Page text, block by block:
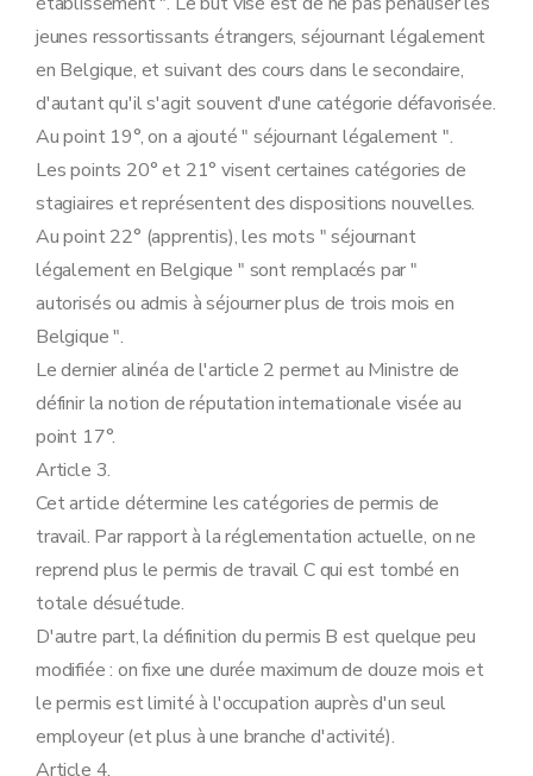
jeunes ressortissants étrangers, séjournant légalement
en Belgique, et suivant des cours dans le secondaire,
d'autant qu'il s'agit souvent d'une catégorie défavorisée.
Au point 19°, on a ajouté " séjournant légalement ".
Les points 20° et 21° visent certaines catégories de
stagiaires et représentent des dispositions nouvelles.
Au point 22° (apprentis), les mots " séjournant
légalement en Belgique " sont remplacés par "
autorisés ou admis à séjourner plus de trois mois en
Belgique ".
Le dernier alinéa de l'article 2 permet au Ministre de
définir la notion de réputation internationale visée au
point 17°.
Article 3.
Cet article détermine les catégories de permis de
travail. Par rapport à la réglementation actuelle, on ne
reprend plus le permis de travail C qui est tombé en
totale désuétude.
D'autre part, la définition du permis B est quelque peu
modifiée : on fixe une durée maximum de douze mois et
le permis est limité à l'occupation auprès d'un seul
employeur (et plus à une branche d'activité).
Article 4.